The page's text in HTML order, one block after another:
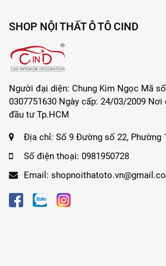
SHOP NỘI THẤT Ô TÔ CIND
Người đại diện: Chung Kim Ngọc Mã
0307751630 Ngày cấp: 24/03/2009 Nơi
đầu tư Tp.HCM
Địa chỉ: Số 9 Đường số 22, Phường
Số điện thoại: 0981950728
Email: